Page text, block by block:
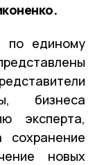
по единому
бизнеса
эксперта,
новых